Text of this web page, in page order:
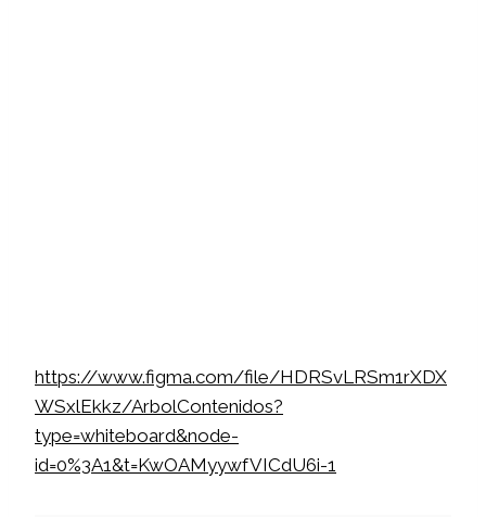
https://www.figma.com/file/HDRSvLRSm1rXDX
WSxlEkkz/ArbolContenidos?
type=whiteboard&node-
id=0%3A1&t=KwOAMyywfVICdU6i-1